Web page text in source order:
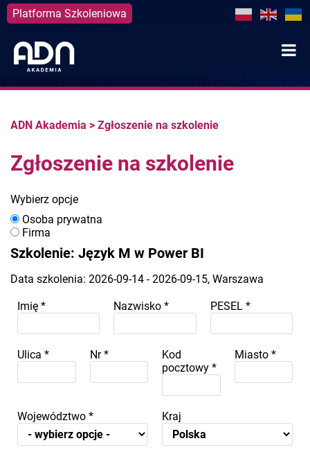
Platforma Szkoleniowa
content
ADN Akademia > Zgłoszenie na szkolenie
Zgłoszenie na szkolenie
Wybierz opcje
Osoba prywatna
Firma
Szkolenie: Język M w Power BI
Data szkolenia: 2026-09-14 - 2026-09-15, Warszawa
Imię * Nazwisko* PESEL *
Ulica * Nr*
Kod
pocztowy *
Miasto *
Województwo * Kraj